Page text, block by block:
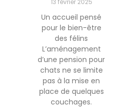
13 février 2025
Un accueil pensé
pour le bien-être
des félins
L’aménagement
d’une pension pour
chats ne se limite
pas à la mise en
place de quelques
couchages.